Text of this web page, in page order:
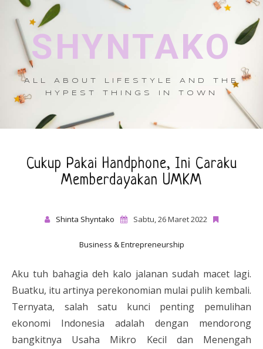
SHYNTAKO
ALL ABOUT LIFESTYLE AND THE
HYPEST THINGS IN TOWN
Cukup Pakai Handphone, Ini Caraku
Memberdayakan UMKM
Shinta Shyntako Sabtu, 26 Maret 2022
Business & Entrepreneurship
Aku tuh bahagia deh kalo jalanan sudah macet lagi.
Buatku, itu artinya perekonomian mulai pulih kembali.
Ternyata, salah satu kunci penting pemulihan
ekonomi Indonesia adalah dengan mendorong
bangkitnya Usaha Mikro Kecil dan Menengah